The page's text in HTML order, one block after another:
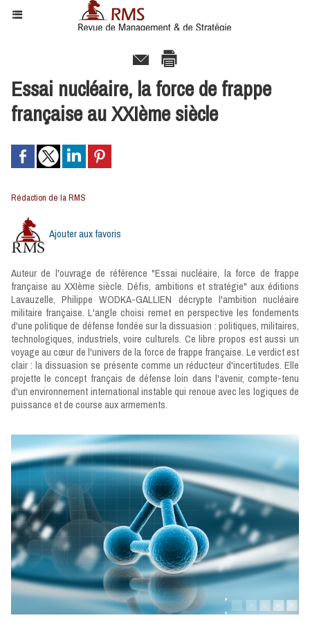
Essai nucléaire, la force de frappe
française au XXIème siècle
Rédaction de la RMS
Ajouter aux favoris
Auteur de l'ouvrage de référence "Essai nucléaire, la force de frappe
française au XXIème siècle. Défis, ambitions et stratégie" aux éditions
Lavauzelle, Philippe WODKA-GALLIEN décrypte l'ambition nucléaire
militaire française. L'angle choisi remet en perspective les fondements
d'une politique de défense fondée sur la dissuasion : politiques, militaires,
technologiques, industriels, voire culturels. Ce libre propos est aussi un
voyage au cœur de l'univers de la force de frappe française. Le verdict est
clair : la dissuasion se présente comme un réducteur d'incertitudes. Elle
projette le concept français de défense loin dans l'avenir, compte-tenu
d'un environnement international instable qui renoue avec les logiques de
puissance et de course aux armements.